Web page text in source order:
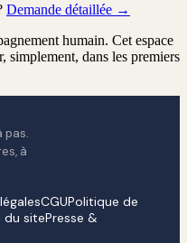
Demande détaillée →
humain. Cet espace
simplement, dans les premiers
pas.
à
CGUPolitique de
du sitePresse &